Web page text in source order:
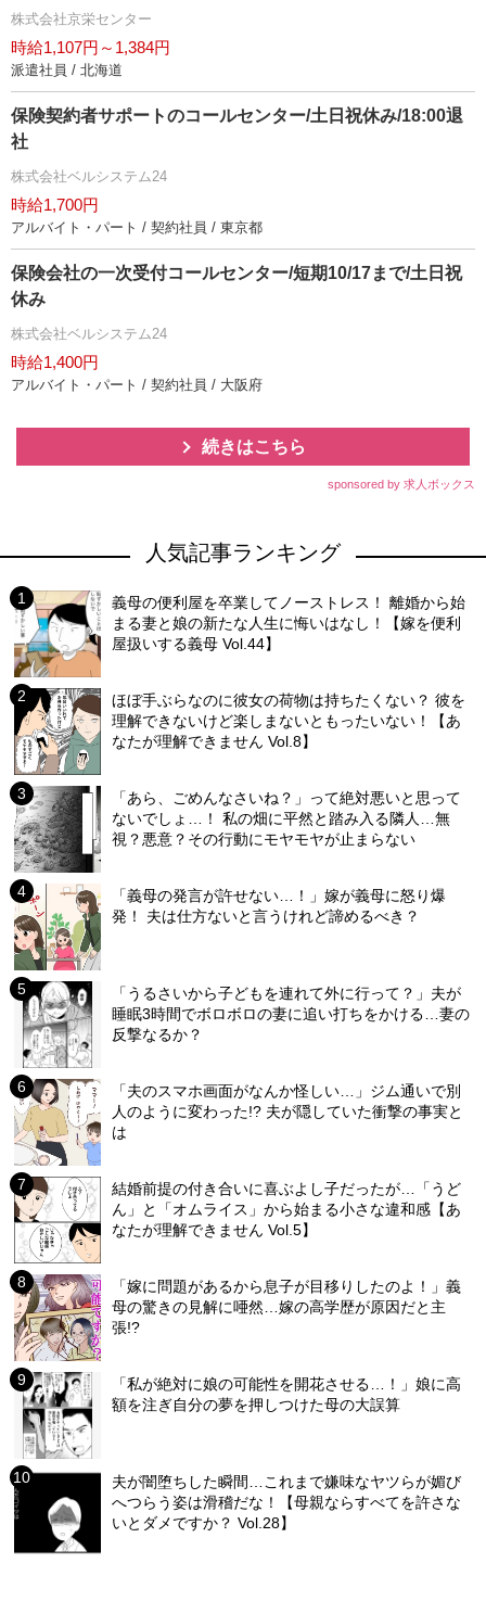
株式会社京栄センター
時給1,107円～1,384円
派遣社員 / 北海道
保険契約者サポートのコールセンター/土日祝休み/18:00退
社
株式会社ベルシステム24
時給1,700円
アルバイト・パート / 契約社員 / 東京都
保険会社の一次受付コールセンター/短期10/17まで/土日祝
休み
株式会社ベルシステム24
時給1,400円
アルバイト・パート / 契約社員 / 大阪府
続きはこちら
sponsored by 求人ボックス
人気記事ランキング
義母の便利屋を卒業してノーストレス！ 離婚から始
まる妻と娘の新たな人生に悔いはなし！【嫁を便利
屋扱いする義母 Vol.44】
ほぼ手ぶらなのに彼女の荷物は持ちたくない？ 彼を
理解できないけど楽しまないともったいない！【あ
なたが理解できません Vol.8】
「あら、ごめんなさいね？」って絶対悪いと思って
ないでしょ…！ 私の畑に平然と踏み入る隣人…無
視？悪意？その行動にモヤモヤが止まらない
「義母の発言が許せない…！」嫁が義母に怒り爆
発！ 夫は仕方ないと言うけれど諦めるべき？
「うるさいから子どもを連れて外に行って？」夫が
睡眠3時間でボロボロの妻に追い打ちをかける…妻の
反撃なるか？
「夫のスマホ画面がなんか怪しい…」ジム通いで別
人のように変わった!? 夫が隠していた衝撃の事実と
は
結婚前提の付き合いに喜ぶよし子だったが…「うど
ん」と「オムライス」から始まる小さな違和感【あ
なたが理解できません Vol.5】
「嫁に問題があるから息子が目移りしたのよ！」義
母の驚きの見解に唖然…嫁の高学歴が原因だと主
張!?
「私が絶対に娘の可能性を開花させる…！」娘に高
額を注ぎ自分の夢を押しつけた母の大誤算
夫が闇堕ちした瞬間…これまで嫌味なヤツらが媚び
へつらう姿は滑稽だな！【母親ならすべてを許さな
いとダメですか？ Vol.28】